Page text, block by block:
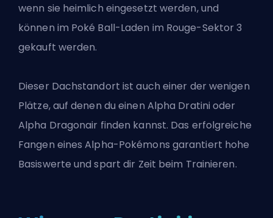
wenn sie heimlich eingesetzt werden, und
können im Poké Ball-Laden im Rouge-Sektor 3
gekauft werden.
Dieser Dachstandort ist auch einer der wenigen
Plätze, auf denen du einen Alpha Dratini oder
Alpha Dragonair finden kannst. Das erfolgreiche
Fangen eines Alpha-Pokémons garantiert hohe
Basiswerte und spart dir Zeit beim Trainieren.